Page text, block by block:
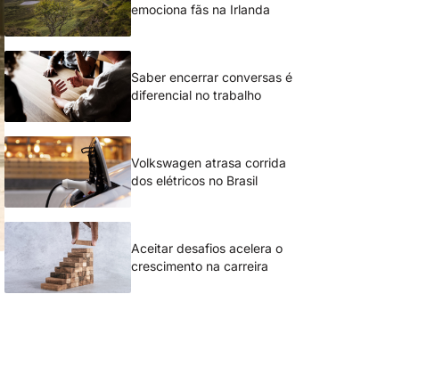
emociona fãs na Irlanda
Saber encerrar conversas é
diferencial no trabalho
Volkswagen atrasa corrida
dos elétricos no Brasil
Aceitar desafios acelera o
crescimento na carreira